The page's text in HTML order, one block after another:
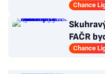
Slavie i
Chance
FAČR
Davida
Chance